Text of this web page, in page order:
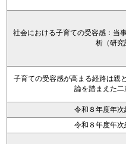
社会における子育ての受容感：当
析（研究
子育ての受容感が高まる経路は親
論を踏まえた
令和８年度年
令和８年度年